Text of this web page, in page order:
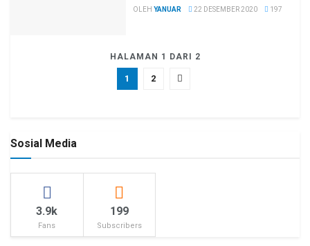
OLEH YANUAR 22 DESEMBER 2020 197
HALAMAN 1 DARI 2
1 2
Sosial Media
3.9k
Fans
199
Subscribers